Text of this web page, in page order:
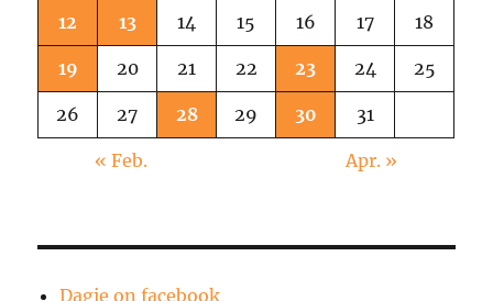
12 13 14 15 16 17 18
19 20 21 22 23 24 25
26 27 28 29 30 31
« Feb. Apr. »
Dagie on facebook